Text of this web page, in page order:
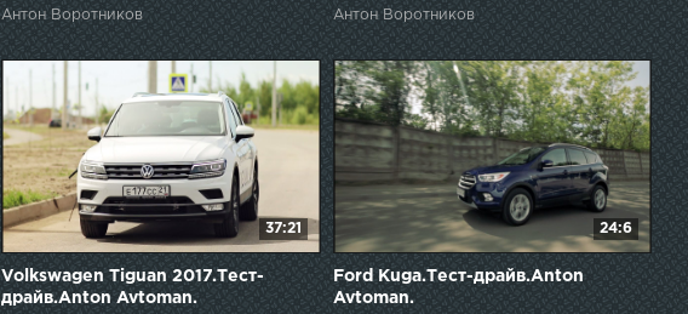
Антон Воротников Антон Воротников
37:21
Volkswagen Tiguan 2017.Тест-
драйв.Anton Avtoman.
24:6
Ford Kuga.Тест-драйв.Anton
Avtoman.